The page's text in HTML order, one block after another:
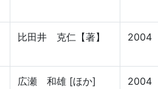
比田井 克仁【著】 2004
広瀬 和雄 [ほか]
2004